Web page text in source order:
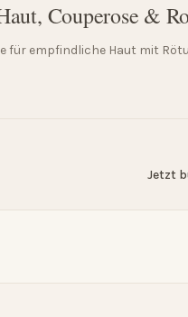
Couperose &
für empfindliche Haut mit
Jetzt